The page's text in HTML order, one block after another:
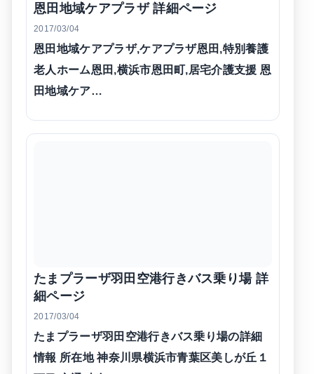
恩田地域ケアプラザ 詳細ページ
2017/03/04
恩田地域ケアプラザ,ケアプラザ恩田,特別養護
老人ホーム恩田,横浜市恩田町,居宅介護支援 恩
田地域ケア…
たまプラーザ羽田空港行きバス乗り場 詳
細ページ
2017/03/04
たまプラーザ羽田空港行きバス乗り場の詳細
情報 所在地 神奈川県横浜市青葉区美しが丘１